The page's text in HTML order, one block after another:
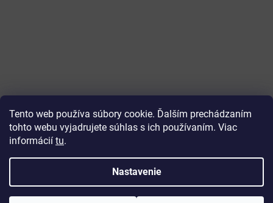
Tento web používa súbory cookie. Ďalším prechádzaním
tohto webu vyjadrujete súhlas s ich používaním. Viac
informácií tu.
Nastavenie
Copyright 2026ajtech. Všetky práva vyhradené.Upraviť